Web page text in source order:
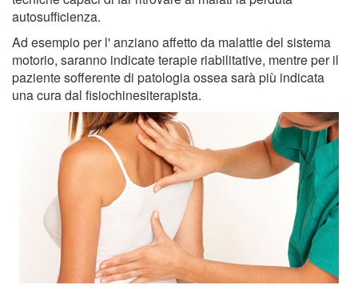
autosufficienza.
Ad esempio per l' anziano affetto da malattie del sistema
motorio, saranno indicate terapie riabilitative, mentre per il
paziente sofferente di patologia ossea sarà più indicata
una cura dal fisiochinesiterapista.